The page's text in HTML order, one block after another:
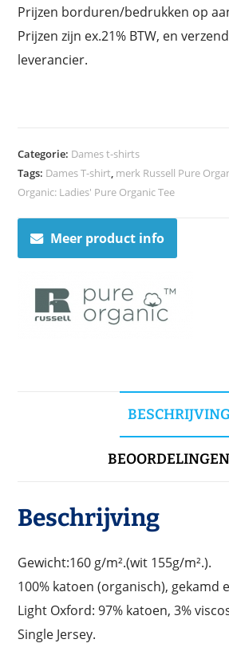
Prijzen borduren/bedrukken op
Prijzen zijn ex.21% BTW, en
leverancier.
Categorie: Dames t-shirts
Tags: Dames T-shirt, merk Russell Pure
Organic: Ladies' Pure Organic Tee
Meer product info
Beschrijving
Gewicht:160 g/m².(wit 155g/m².).
100% katoen (organisch), gekamd
Light Oxford: 97% katoen, 3%
Single Jersey.